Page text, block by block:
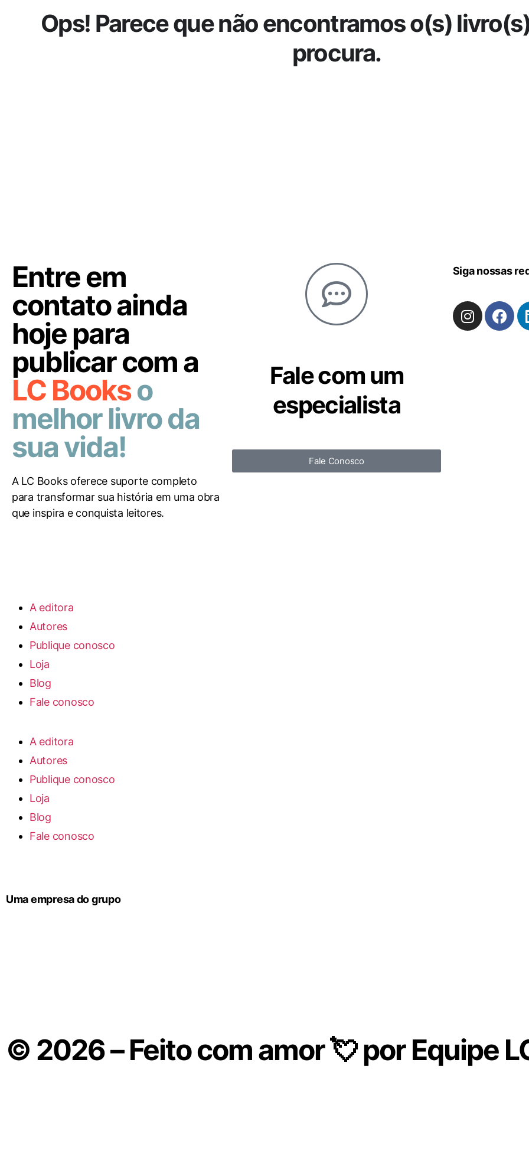
Ops! Parece que não encontramos o(s)
procura.
Entre em
contato ainda
hoje para
publicar com a
LC Bookso
melhor livro da
sua vida!
A LC Books oferece suporte completo
para transformar sua história em uma obra
que inspira e conquista leitores.
Fale com um
especialista
Fale Conosco
Siga nossas
A editora
Autores
Publique conosco
Loja
Blog
Fale conosco
A editora
Autores
Publique conosco
Loja
Blog
Fale conosco
Uma empresa do grupo
© 2026 – Feito com amor 💘 porEquipe